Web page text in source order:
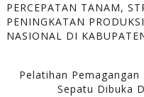
PERCEPATAN TANAM,
PENINGKATAN
NASIONAL DI
Pelatihan
Sepatu Dibuka